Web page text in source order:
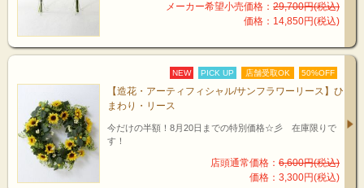
メーカー希望小売価格： 29,700円(税込)
価格：14,850円(税込)
NEW PICK UP 店舗受取OK 50%OFF
【造花・アーティフィシャル/サンフラワーリース】ひ
まわり・リース
今だけの半額！8月20日までの特別価格☆彡 在庫限りで
す！
店頭通常価格： 6,600円(税込)
価格：3,300円(税込)